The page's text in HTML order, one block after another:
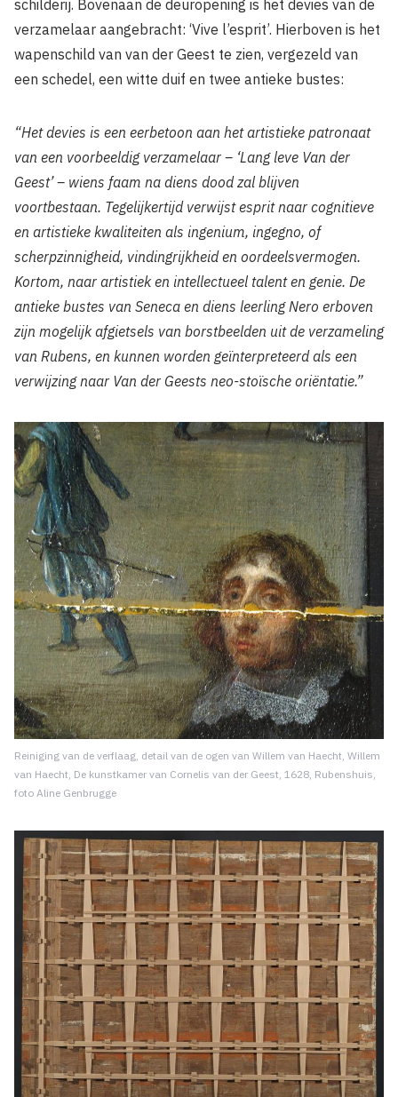
schilderij. Bovenaan de deuropening is het devies van de
verzamelaar aangebracht: ‘Vive l’esprit’. Hierboven is het
wapenschild van van der Geest te zien, vergezeld van
een schedel, een witte duif en twee antieke bustes:
“Het devies is een eerbetoon aan het artistieke patronaat
van een voorbeeldig verzamelaar – ‘Lang leve Van der
Geest’ – wiens faam na diens dood zal blijven
voortbestaan. Tegelijkertijd verwijst esprit naar cognitieve
en artistieke kwaliteiten als ingenium, ingegno, of
scherpzinnigheid, vindingrijkheid en oordeelsvermogen.
Kortom, naar artistiek en intellectueel talent en genie. De
antieke bustes van Seneca en diens leerling Nero erboven
zijn mogelijk afgietsels van borstbeelden uit de verzameling
van Rubens, en kunnen worden geïnterpreteerd als een
verwijzing naar Van der Geests neo-stoïsche oriëntatie.”
Reiniging van de verflaag, detail van de ogen van Willem van Haecht, Willem
van Haecht, De kunstkamer van Cornelis van der Geest, 1628, Rubenshuis,
foto Aline Genbrugge